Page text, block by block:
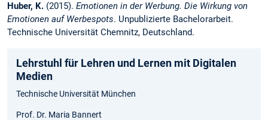
Huber, K. (2015). Emotionen in der Werbung. Die Wirkung von
Emotionen auf Werbespots. Unpublizierte Bachelorarbeit.
Technische Universität Chemnitz, Deutschland.
Lehrstuhl für Lehren und Lernen mit Digitalen
Medien
Technische Universität München
Prof. Dr. Maria Bannert